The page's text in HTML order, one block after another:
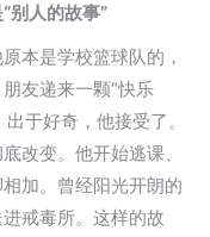
别人的故事”
本是学校篮球队的，
友递来一颗“快乐
于好奇，他接受了。
改变。他开始逃课、
加。曾经阳光开朗的
戒毒所。这样的故